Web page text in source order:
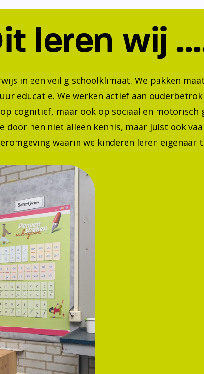
leren wij
in een veilig schoolklimaat. We pakken
educatie. We werken actief aan
cognitief, maar ook op sociaal en
door hen niet alleen kennis, maar juist ook
waarin we kinderen leren eigenaar